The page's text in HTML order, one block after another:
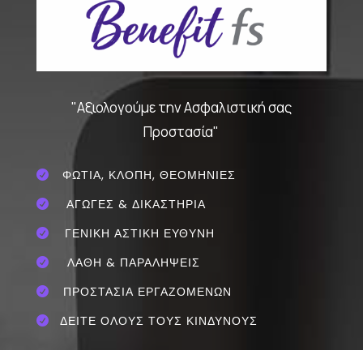
"Αξιολογούμε την Ασφαλιστική σας
Προστασία"
 ΦΩΤΙΑ, ΚΛΟΠΗ, ΘΕΟΜΗΝΙΕΣ
 ΑΓΩΓΕΣ & ΔΙΚΑΣΤΗΡΙΑ
 ΓΕΝΙΚΗ ΑΣΤΙΚΗ ΕΥΘΥΝΗ
 ΛΑΘΗ & ΠΑΡΑΛΗΨΕΙΣ
 ΠΡΟΣΤΑΣΙΑ ΕΡΓΑΖΟΜΕΝΩΝ
 ΔΕΙΤΕ ΟΛΟΥΣ ΤΟΥΣ ΚΙΝΔΥΝΟΥΣ